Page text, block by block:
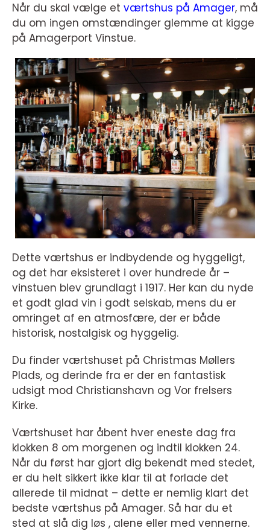
Når du skal vælge et værtshus på Amager, må
du om ingen omstændinger glemme at kigge
på Amagerport Vinstue.
Dette værtshus er indbydende og hyggeligt,
og det har eksisteret i over hundrede år –
vinstuen blev grundlagt i 1917. Her kan du nyde
et godt glad vin i godt selskab, mens du er
omringet af en atmosfære, der er både
historisk, nostalgisk og hyggelig.
Du finder værtshuset på Christmas Møllers
Plads, og derinde fra er der en fantastisk
udsigt mod Christianshavn og Vor frelsers
Kirke.
Værtshuset har åbent hver eneste dag fra
klokken 8 om morgenen og indtil klokken 24.
Når du først har gjort dig bekendt med stedet,
er du helt sikkert ikke klar til at forlade det
allerede til midnat – dette er nemlig klart det
bedste værtshus på Amager. Så har du et
sted at slå dig løs , alene eller med vennerne.